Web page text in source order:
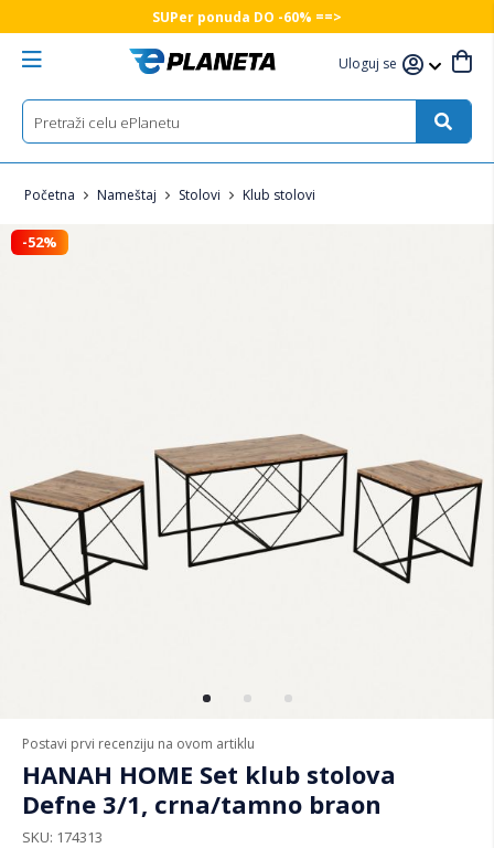
SUPer ponuda DO -60% ==>
Uloguj se
Početna Nameštaj Stolovi Klub stolovi
Postavi prvi recenziju na ovom artiklu
HANAH HOME Set klub stolova
Defne 3/1, crna/tamno braon
SKU 174313
-52%